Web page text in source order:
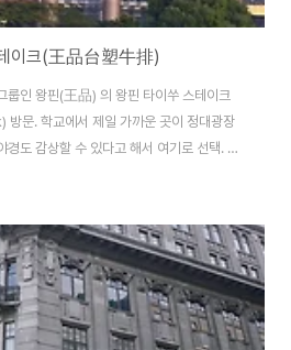
이크(王品台塑牛排)
룹인 왕핀(王品) 의 왕핀 타이쑤 스테이크
문. 학교에서 제일 가까운 곳이 정대광장
경도 감상할 수 있다고 해서 여기로 선택. 우
오미쑤(訂餐小秘書) 앱으로 왕핀 정대광장
급스럽다고 했는데 정대 광장점은 블랙앤
이블 세팅도 블랙앤 화이트. 샐러드, 스프, 메
면서 너무 종류가 많아서 다 먹을 수 있을까하
. 달달하니 맛있어서 손이 가요 손이 가.. 식